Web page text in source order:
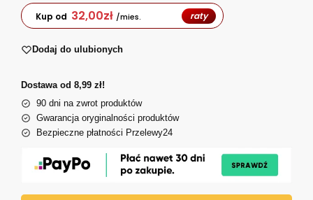
Kup od 32,00zł /mies. raty
Dodaj do ulubionych
Dostawa od 8,99 zł!
90 dni na zwrot produktów
Gwarancja oryginalności produktów
Bezpieczne płatności Przelewy24